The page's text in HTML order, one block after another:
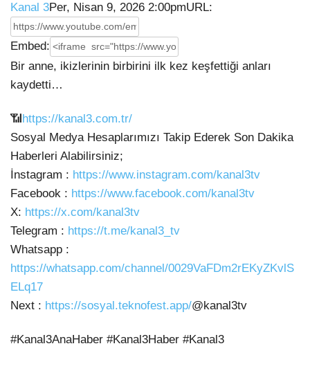
Kanal 3Per, Nisan 9, 2026 2:00pmURL:
Embed:
Bir anne, ikizlerinin birbirini ilk kez keşfettiği anları
kaydetti…
📶https://kanal3.com.tr/
Sosyal Medya Hesaplarımızı Takip Ederek Son Dakika
Haberleri Alabilirsiniz;
İnstagram : https://www.instagram.com/kanal3tv
Facebook : https://www.facebook.com/kanal3tv
X: https://x.com/kanal3tv
Telegram : https://t.me/kanal3_tv
Whatsapp :
https://whatsapp.com/channel/0029VaFDm2rEKyZKvlS
ELq17
Next : https://sosyal.teknofest.app/@kanal3tv
#Kanal3AnaHaber #Kanal3Haber #Kanal3